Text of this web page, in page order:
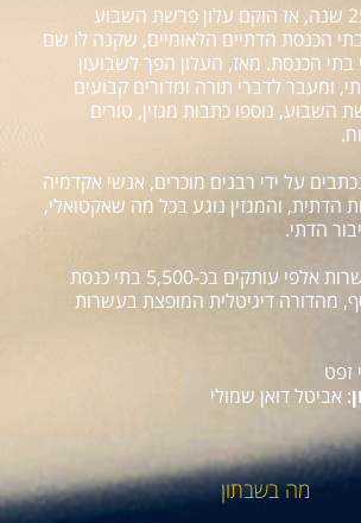
הכל התחיל לפני 25 שנה, אז הוקם עלון פרשת השבוע
הכנסת הדתיים הלאומיים, שקנה לו שם
הכנסת. מאז, העלון הפך לשבועון
ומעבר לדברי תורה ומדורים קבועים
השבוע, נוספו כתבות מגזין, טורים
על ידי רבנים מוכרים, אנשי אקדמיה
הדתית, והמגזין נוגע בכל מה שאקטואלי,
הדתי.
השבועון מופץ בעשרות אלפי עותקים בכ-5,500 בתי כנסת
מהדורה דיגיטלית המופצת בעשרות
זפט
: אביטל דואן שמולי
מה בשבתון